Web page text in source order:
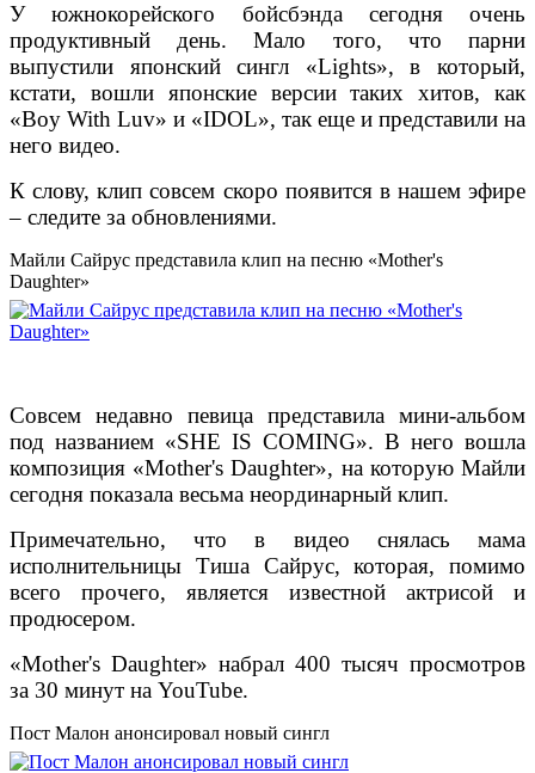
У южнокорейского бойсбэнда сегодня очень
продуктивный день. Мало того, что парни
выпустили японский сингл «Lights», в который,
кстати, вошли японские версии таких хитов, как
«Boy With Luv» и «IDOL», так еще и представили на
него видео.
К слову, клип совсем скоро появится в нашем эфире
– следите за обновлениями.
Майли Сайрус представила клип на песню «Mother's
Daughter»
Совсем недавно певица представила мини-альбом
под названием «SHE IS COMING». В него вошла
композиция «Mother's Daughter», на которую Майли
сегодня показала весьма неординарный клип.
Примечательно, что в видео снялась мама
исполнительницы Тиша Сайрус, которая, помимо
всего прочего, является известной актрисой и
продюсером.
«Mother's Daughter» набрал 400 тысяч просмотров
за 30 минут на YouTube.
Пост Малон анонсировал новый сингл